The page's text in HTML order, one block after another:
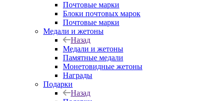
Почтовые марки
Блоки почтовых марок
Почтовые марки
Медали и жетоны
Назад
Медали и жетоны
Памятные медали
Монетовидные жетоны
Награды
Подарки
Назад